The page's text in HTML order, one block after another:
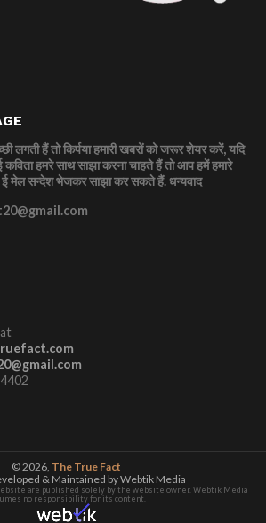
लगती हैं तो किर्पया हमारी खबरों को जरूर शेयर करें, यदि
हमरे साथ साझा करना चाहते हैं तो आप हमें हमारे
मेल सन्देश भेजकर साझा कर सकते हैं.धन्यवाद
© 2026, The True Fact
& Maintained by Webtik Media
are published solely by the website owner. Webtik Media
no responsibility for its content.